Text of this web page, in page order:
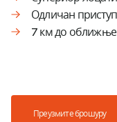
Одличан приступ
7 км до
Преузмите брошуру